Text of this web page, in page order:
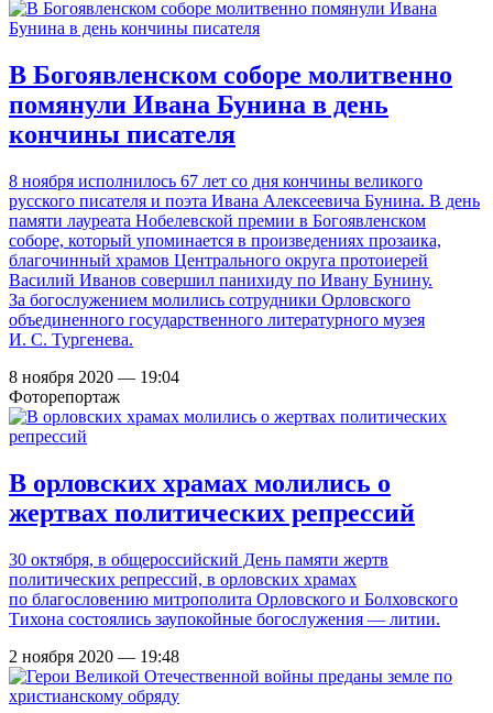
В Богоявленском соборе молитвенно
помянули Ивана Бунина в день
кончины писателя
8 ноября исполнилось 67 лет со дня кончины великого
русского писателя и поэта Ивана Алексеевича Бунина. В день
памяти лауреата Нобелевской премии в Богоявленском
соборе, который упоминается в произведениях прозаика,
благочинный храмов Центрального округа протоиерей
Василий Иванов совершил панихиду по Ивану Бунину.
За богослужением молились сотрудники Орловского
объединенного государственного литературного музея
И. С. Тургенева.
8 ноября 2020 — 19:04
Фоторепортаж
В орловских храмах молились о
жертвах политических репрессий
30 октября, в общероссийский День памяти жертв
политических репрессий, в орловских храмах
по благословению митрополита Орловского и Болховского
Тихона состоялись заупокойные богослужения — литии.
2 ноября 2020 — 19:48